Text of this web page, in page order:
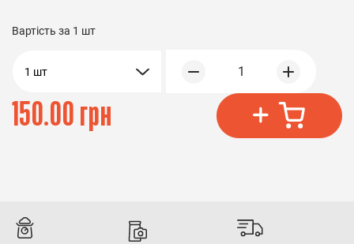
Вартість за 1 шт
1 шт 1
150.00 грн